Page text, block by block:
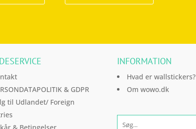
på
varesiden
& GDPR
til Udlandet/ Foreign
INFORMATION
Hvad er wallstickers?
Om wowo.dk